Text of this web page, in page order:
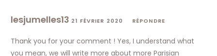
lesjumelles13 21 FÉVRIER 2020 RÉPONDRE
Thank you for your comment ! Yes, I understand what
you mean, we will write more about more Parisian